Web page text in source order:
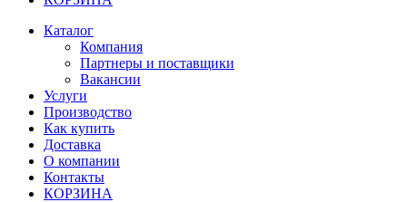
Каталог
Компания
Партнеры и поставщики
Вакансии
Услуги
Производство
Как купить
Доставка
О компании
Контакты
КОРЗИНА